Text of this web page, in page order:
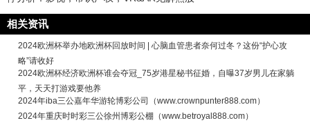
相关资讯
2024欧洲杯举办地欧洲杯回放时间 | 心脑血管患者奈何过冬？这份“护心攻
略”请收好
2024欧洲杯经济欧洲杯谁会夺冠_75岁港星秘书征婚，自曝37岁男儿在家躺
平，天天打游戏要他养
2024年iba三公嘉年华游轮博彩公司（www.crownpunter888.com）
2024年重庆时时彩三公徐州博彩公棚（www.betroyal888.com）